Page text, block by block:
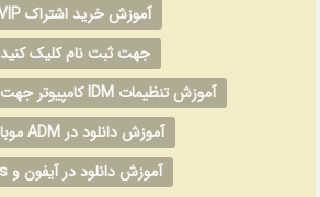
آموزش خرید اشتراک VIP
جهت ثبت نام کلیک کنید
آموزش تنظیمات IDM کامپیوتر جهت دانلود VIP
آموزش دانلود در ADM موبایل
آموزش دانلود در آیفون و ios